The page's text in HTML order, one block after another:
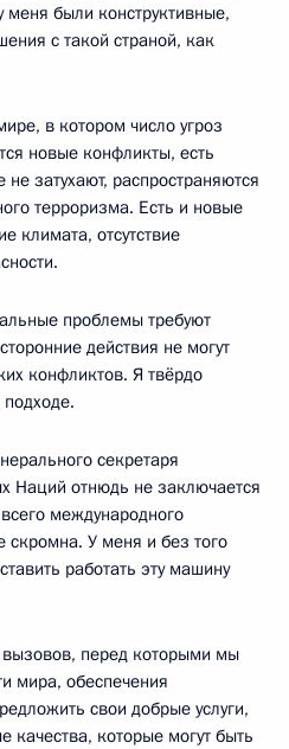
были конструктивные,
с такой страной, как
в котором число угроз
новые конфликты, есть
затухают, распространяются
терроризма. Есть и новые
климата, отсутствие
проблемы требуют
действия не могут
конфликтов. Я твёрдо
секретаря
Наций отнюдь не заключается
международного
скромна. У меня и без того
работать эту машину
вызовов, перед которыми мы
мира, обеспечения
свои добрые услуги,
качества, которые могут быть